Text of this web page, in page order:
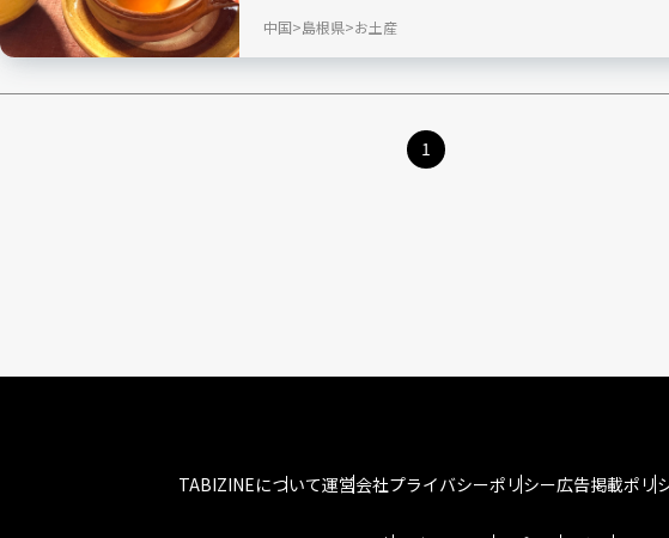
中国 島根県 お土産
1
TABIZINEについて運営会社プライバシーポリシー広告掲載ポリ